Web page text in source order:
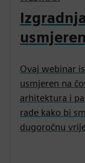
Ovaj webinar
usmjeren na
arhitektura i
rade kako bi
dugoročnu